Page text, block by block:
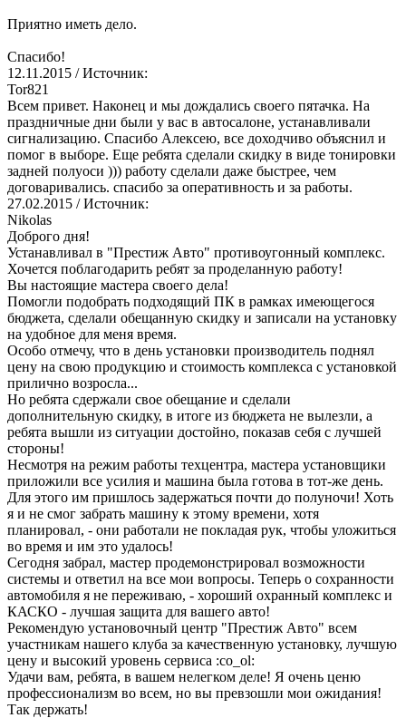
Приятно иметь дело.
Спасибо!
12.11.2015 / Источник:
Tor821
Всем привет. Наконец и мы дождались своего пятачка. На
праздничные дни были у вас в автосалоне, устанавливали
сигнализацию. Спасибо Алексею, все доходчиво объяснил и
помог в выборе. Еще ребята сделали скидку в виде тонировки
задней полуоси ))) работу сделали даже быстрее, чем
договаривались. спасибо за оперативность и за работы.
27.02.2015 / Источник:
Nikolas
Доброго дня!
Устанавливал в "Престиж Авто" противоугонный комплекс.
Хочется поблагодарить ребят за проделанную работу!
Вы настоящие мастера своего дела!
Помогли подобрать подходящий ПК в рамках имеющегося
бюджета, сделали обещанную скидку и записали на установку
на удобное для меня время.
Особо отмечу, что в день установки производитель поднял
цену на свою продукцию и стоимость комплекса с установкой
прилично возросла...
Но ребята сдержали свое обещание и сделали
дополнительную скидку, в итоге из бюджета не вылезли, а
ребята вышли из ситуации достойно, показав себя с лучшей
стороны!
Несмотря на режим работы техцентра, мастера установщики
приложили все усилия и машина была готова в тот-же день.
Для этого им пришлось задержаться почти до полуночи! Хоть
я и не смог забрать машину к этому времени, хотя
планировал, - они работали не покладая рук, чтобы уложиться
во время и им это удалось!
Сегодня забрал, мастер продемонстрировал возможности
системы и ответил на все мои вопросы. Теперь о сохранности
автомобиля я не переживаю, - хороший охранный комплекс и
КАСКО - лучшая защита для вашего авто!
Рекомендую установочный центр "Престиж Авто" всем
участникам нашего клуба за качественную установку, лучшую
цену и высокий уровень сервиса :co_ol:
Удачи вам, ребята, в вашем нелегком деле! Я очень ценю
профессионализм во всем, но вы превзошли мои ожидания!
Так держать!